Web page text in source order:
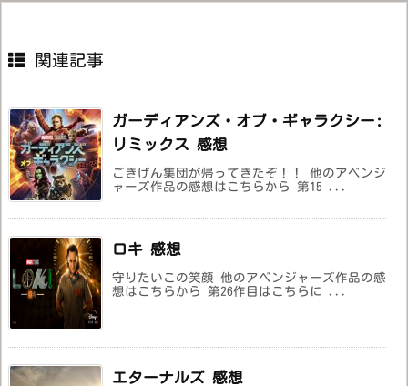
関連記事
ガーディアンズ・オブ・ギャラクシー:
リミックス 感想
ごきげん集団が帰ってきたぞ！！ 他のアベンジ
ャーズ作品の感想はこちらから 第15 ...
ロキ 感想
守りたいこの笑顔 他のアベンジャーズ作品の感
想はこちらから 第26作目はこちらに ...
エターナルズ 感想